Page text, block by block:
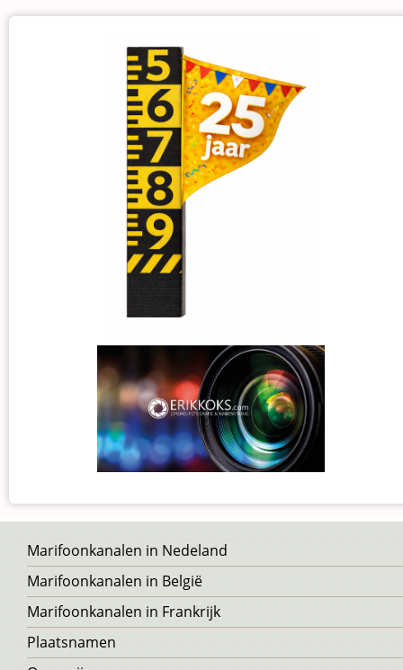
Voet
Marifoonkanalen in Nedeland
Marifoonkanalen in België
Marifoonkanalen in Frankrijk
Plaatsnamen